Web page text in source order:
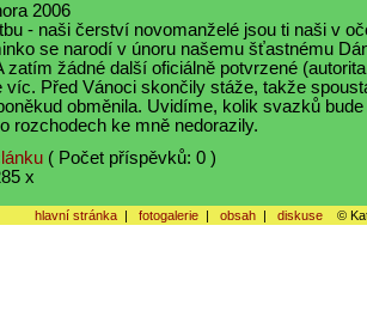
2006
- naši čerství novomanželé jsou ti naši v
se narodí v únoru našemu šťastnému
zatím žádné další oficiálně potvrzené
víc. Před Vánoci skončily stáže, takže
obměnila. Uvidíme, kolik svazků
rozchodech ke mně nedorazily.
( Počet příspěvků: 0 )
x
hlavní stránka| fotogalerie| obsah| diskuse ©